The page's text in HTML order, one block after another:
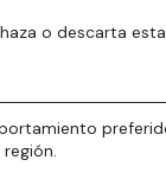
o descarta